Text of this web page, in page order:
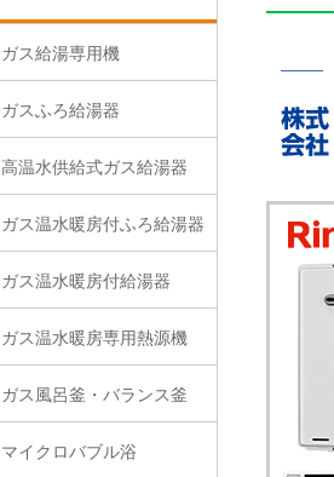
ガス給湯専用機
ガスふろ給湯器
高温水供給式ガス給湯器
ガス温水暖房付ふろ給湯器
ガス温水暖房付給湯器
ガス温水暖房専用熱源機
ガス風呂釜・バランス釜
マイクロバブル浴